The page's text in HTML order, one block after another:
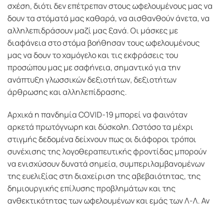
σχέση, διότι δεν επέτρεπαν στους ωφελουμένους μας να
δουν τα στόματά μας καθαρά, να αισθανθούν άνετα, να
αλληλεπιδράσουν μαζί μας ξανά. Οι μάσκες με
διαφάνεια στο στόμα βοήθησαν τους ωφελουμένους
μας να δουν το χαμόγελο και τις εκφράσεις του
προσώπου μας με σαφήνεια, σημαντικό για την
ανάπτυξη γλωσσικών δεξιοτήτων, δεξιοτήτων
άρθρωσης και αλληλεπίδρασης.
Αρχικά η πανδημία COVID-19 μπορεί να φαινόταν
αρκετά πρωτόγνωρη και δύσκολη. Ωστόσο τα μέχρι
στιγμής δεδομένα δείχνουν πως οι διάφοροι τρόποι
συνέχισης της λογοθεραπευτικής φροντίδας μπορούν
να ενισχύσουν δυνατά σημεία, συμπεριλαμβανομένων
της ευελιξίας στη διαχείριση της αβεβαιότητας, της
δημιουργικής επίλυσης προβλημάτων και της
ανθεκτικότητας των ωφελουμένων και εμάς των Λ-Λ. Αν